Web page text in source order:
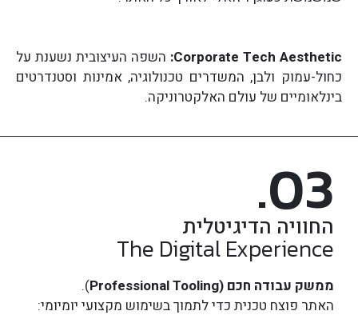
Corporate Tech Aesthetic: השפה העיצובית נשענת על
כחול-עמוק ולבן, המשדרים טכנולוגיה, אמינות וסטנדרטים
בינלאומיים של עולם האלקטרוניקה.
ממשק עבודה חכם (Professional Tooling
).
האתר פוצח טכנית כדי לתמוך בשימוש מקצועי יומיומי:
.03
החוויה הדיגיטלית
The Digital Experience